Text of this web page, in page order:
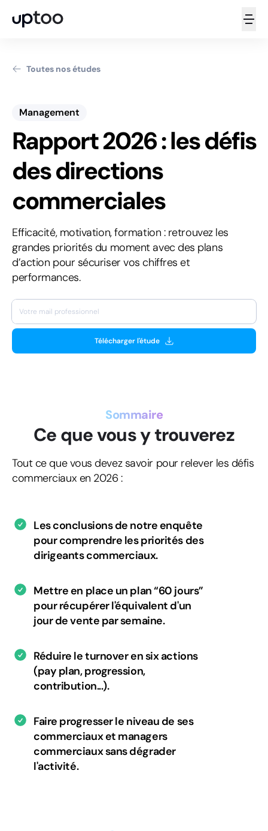
Toutes nos études
Management
Rapport 2026 : les défis
des directions
commerciales
Efficacité, motivation, formation : retrouvez les
grandes priorités du moment avec des plans
d’action pour sécuriser vos chiffres et
performances.
Télécharger l'étude
Sommaire
Ce que vous y trouverez
Tout ce que vous devez savoir pour relever les défis
commerciaux en 2026 :
Les conclusions de notre enquête
pour comprendre les priorités des
dirigeants commerciaux.
Mettre en place un plan “60 jours”
pour récupérer l'équivalent d'un
jour de vente par semaine.
Réduire le turnover en six actions
(pay plan, progression,
contribution...).
Faire progresser le niveau de ses
commerciaux et managers
commerciaux sans dégrader
l'activité.